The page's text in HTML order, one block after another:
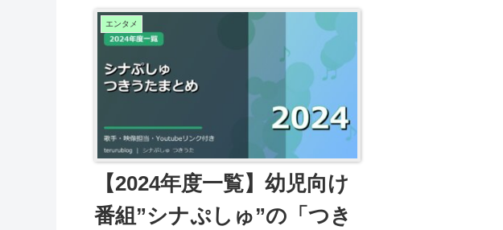
エンタメ
【2024年度一覧】幼児向け
番組”シナぷしゅ”の「つき